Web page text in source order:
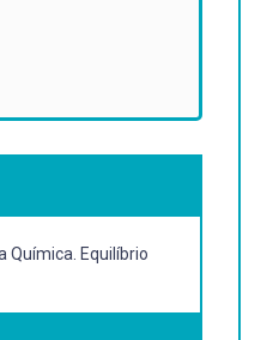
Química. Equilíbrio